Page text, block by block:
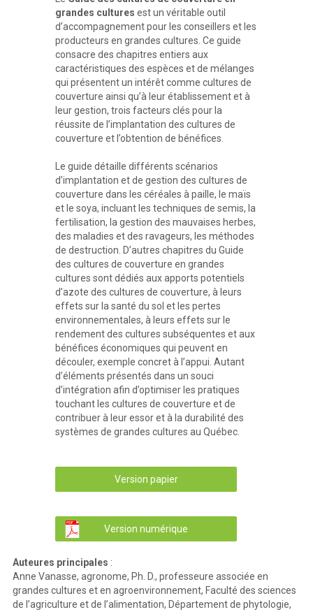
grandes cultures est un véritable outil
d’accompagnement pour les conseillers et les
producteurs en grandes cultures. Ce guide
consacre des chapitres entiers aux
caractéristiques des espèces et de mélanges
qui présentent un intérêt comme cultures de
couverture ainsi qu’à leur établissement et à
leur gestion, trois facteurs clés pour la
réussite de l’implantation des cultures de
couverture et l’obtention de bénéfices.
Le guide détaille différents scénarios
d’implantation et de gestion des cultures de
couverture dans les céréales à paille, le maïs
et le soya, incluant les techniques de semis, la
fertilisation, la gestion des mauvaises herbes,
des maladies et des ravageurs, les méthodes
de destruction. D’autres chapitres du Guide
des cultures de couverture en grandes
cultures sont dédiés aux apports potentiels
d’azote des cultures de couverture, à leurs
effets sur la santé du sol et les pertes
environnementales, à leurs effets sur le
rendement des cultures subséquentes et aux
bénéfices économiques qui peuvent en
découler, exemple concret à l’appui. Autant
d’éléments présentés dans un souci
d’intégration afin d’optimiser les pratiques
touchant les cultures de couverture et de
contribuer à leur essor et à la durabilité des
systèmes de grandes cultures au Québec.
Version papier
Version numérique
Auteures principales :
Anne Vanasse, agronome, Ph. D., professeure associée en
grandes cultures et en agroenvironnement, Faculté des sciences
de l’agriculture et de l’alimentation, Département de phytologie,